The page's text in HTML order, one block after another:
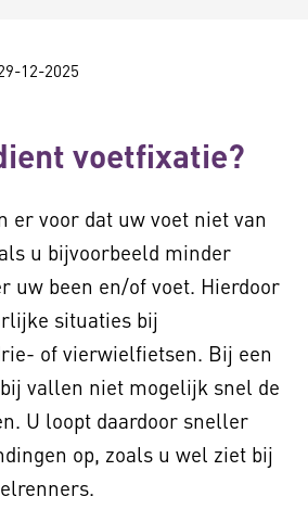
12-2025
voetfixatie?
er voor dat uw voet niet van
u bijvoorbeeld minder
uw been en/of voet. Hierdoor
situaties bij
of vierwielfietsen. Bij een
vallen niet mogelijk snel de
U loopt daardoor sneller
op, zoals u wel ziet bij